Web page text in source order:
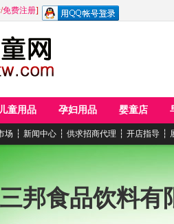
/免费注册]
童用品 孕妇用品 婴童店
场 ┆ 新闻中心 ┆ 供求招商代理 ┆ 开店指导 ┆
邦食品饮料有